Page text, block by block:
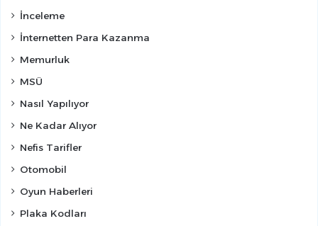
İnceleme
İnternetten Para Kazanma
Memurluk
MSÜ
Nasıl Yapılıyor
Ne Kadar Alıyor
Nefis Tarifler
Otomobil
Oyun Haberleri
Plaka Kodları